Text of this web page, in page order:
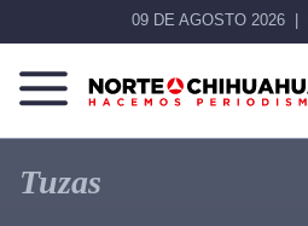
09 DE AGOSTO 2026
Norte
Chihuahua
Más
que
noticias,
Tuzas